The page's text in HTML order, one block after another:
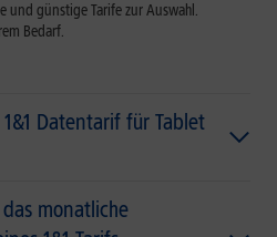
und günstige Tarife zur Auswahl.
Bedarf.
Datentarif für Tablet
monatliche